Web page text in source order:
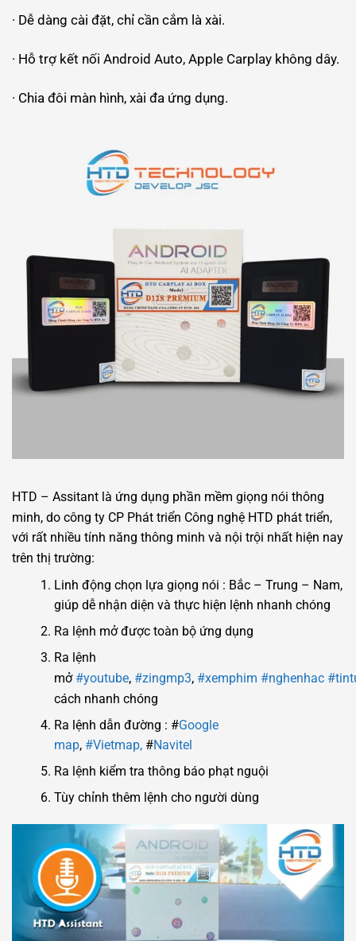
· Dễ dàng cài đặt, chỉ cần cắm là xài.
· Hỗ trợ kết nối Android Auto, Apple Carplay không dây.
· Chia đôi màn hình, xài đa ứng dụng.
HTD – Assitant là ứng dụng phần mềm giọng nói thông
minh, do công ty CP Phát triển Công nghệ HTD phát triển,
với rất nhiều tính năng thông minh và nội trội nhất hiện nay
trên thị trường:
Linh động chọn lựa giọng nói : Bắc – Trung – Nam,
giúp dễ nhận diện và thực hiện lệnh nhanh chóng
Ra lệnh mở được toàn bộ ứng dụng
Ra lệnh
mở #youtube, #zingmp3, #xemphim #nghenhac
cách nhanh chóng
Ra lệnh dẫn đường : #Google
map, #Vietmap,#Navitel
Ra lệnh kiểm tra thông báo phạt nguội
Tùy chỉnh thêm lệnh cho người dùng